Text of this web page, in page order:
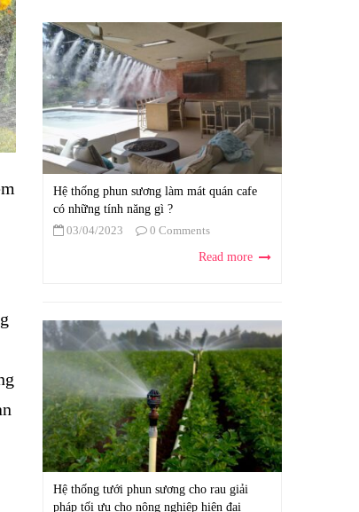
Hệ thống phun sương làm mát quán cafe
có những tính năng gì ?
03/04/2023
0 Comments
Read more
Hệ thống tưới phun sương cho rau giải
pháp tối ưu cho nông nghiệp hiện đại